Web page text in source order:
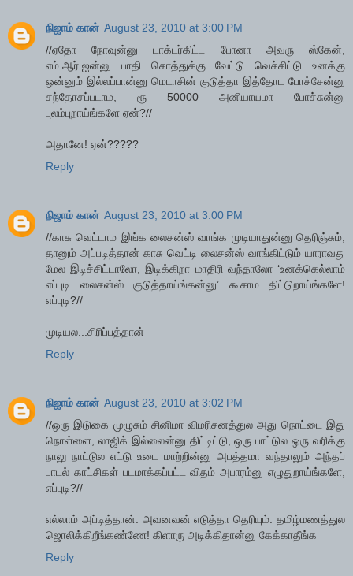
நிஜாம் கான் August 23, 2010 at 3:00 PM
//ஏதோ நோவுன்னு டாக்டர்கிட்ட போனா அவரு ஸ்கேன்,
எம்.ஆர்.ஐன்னு பாதி சொத்துக்கு வேட்டு வெச்சிட்டு உனக்கு
ஒன்னும் இல்லப்பான்னு மெடாசின் குடுத்தா இத்தோட போச்சேன்னு
சந்தோசப்படாம, ரூ 50000 அனியாயமா போச்சுன்னு
புலம்புறாய்ங்களே ஏன்?//
அதானே! ஏன்?????
Reply
நிஜாம் கான் August 23, 2010 at 3:00 PM
//காசு வெட்டாம இங்க லைசன்ஸ் வாங்க முடியாதுன்னு தெரிஞ்சும்,
தானும் அப்படித்தான் காசு வெட்டி லைசன்ஸ் வாங்கிட்டும் யாராவது
மேல இடிச்சிட்டாலோ, இடிக்கிறா மாதிரி வந்தாலோ ‘உனக்கெல்லாம்
எப்புடி லைசன்ஸ் குடுத்தாய்ங்கன்னு’ கூசாம திட்டுறாய்ங்களே!
எப்புடி?//
முடியல...சிரிப்பத்தான்
Reply
நிஜாம் கான் August 23, 2010 at 3:02 PM
//ஒரு இடுகை முழுசும் சினிமா விமரிசனத்துல அது நொட்டை இது
நொள்ளை, லாஜிக் இல்லைன்னு திட்டிட்டு, ஒரு பாட்டுல ஒரு வரிக்கு
நாலு நாட்டுல எட்டு உடை மாற்றின்னு அபத்தமா வந்தாலும் அந்தப்
பாடல் காட்சிகள் படமாக்கப்பட்ட விதம் அபாரம்னு எழுதுறாய்ங்களே,
எப்புடி?//
எல்லாம் அப்டித்தான். அவனவன் எடுத்தா தெரியும். தமிழ்மணத்துல
ஜொலிக்கிறீங்கண்ணே! கிளாரு அடிக்கிதான்னு கேக்காதீங்க‌
Reply